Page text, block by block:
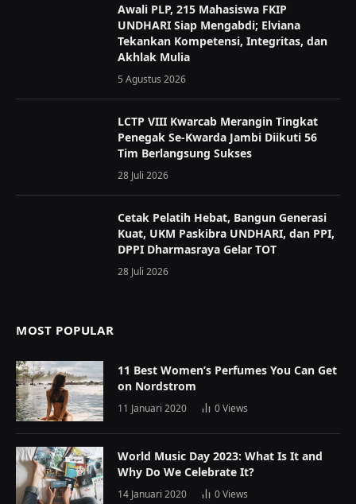
Awali PLP, 215 Mahasiswa FKIP
UNDHARI Siap Mengabdi; Elviana
Tekankan Kompetensi, Integritas, dan
Akhlak Mulia
5 Agustus 2026
LCTP VIII Kwarcab Merangin Tingkat
Penegak Se-Kwarda Jambi Diikuti 56
Tim Berlangsung Sukses
28 Juli 2026
Cetak Pelatih Hebat, Bangun Generasi
Kuat, UKM Paskibra UNDHARI, dan PPI,
DPPI Dharmasraya Gelar TOT
28 Juli 2026
MOST POPULAR
11 Best Women’s Perfumes You Can Get
on Nordstrom
11 Januari 2020 0Views
World Music Day 2023: What Is It and
Why Do We Celebrate It?
14 Januari 2020 0Views